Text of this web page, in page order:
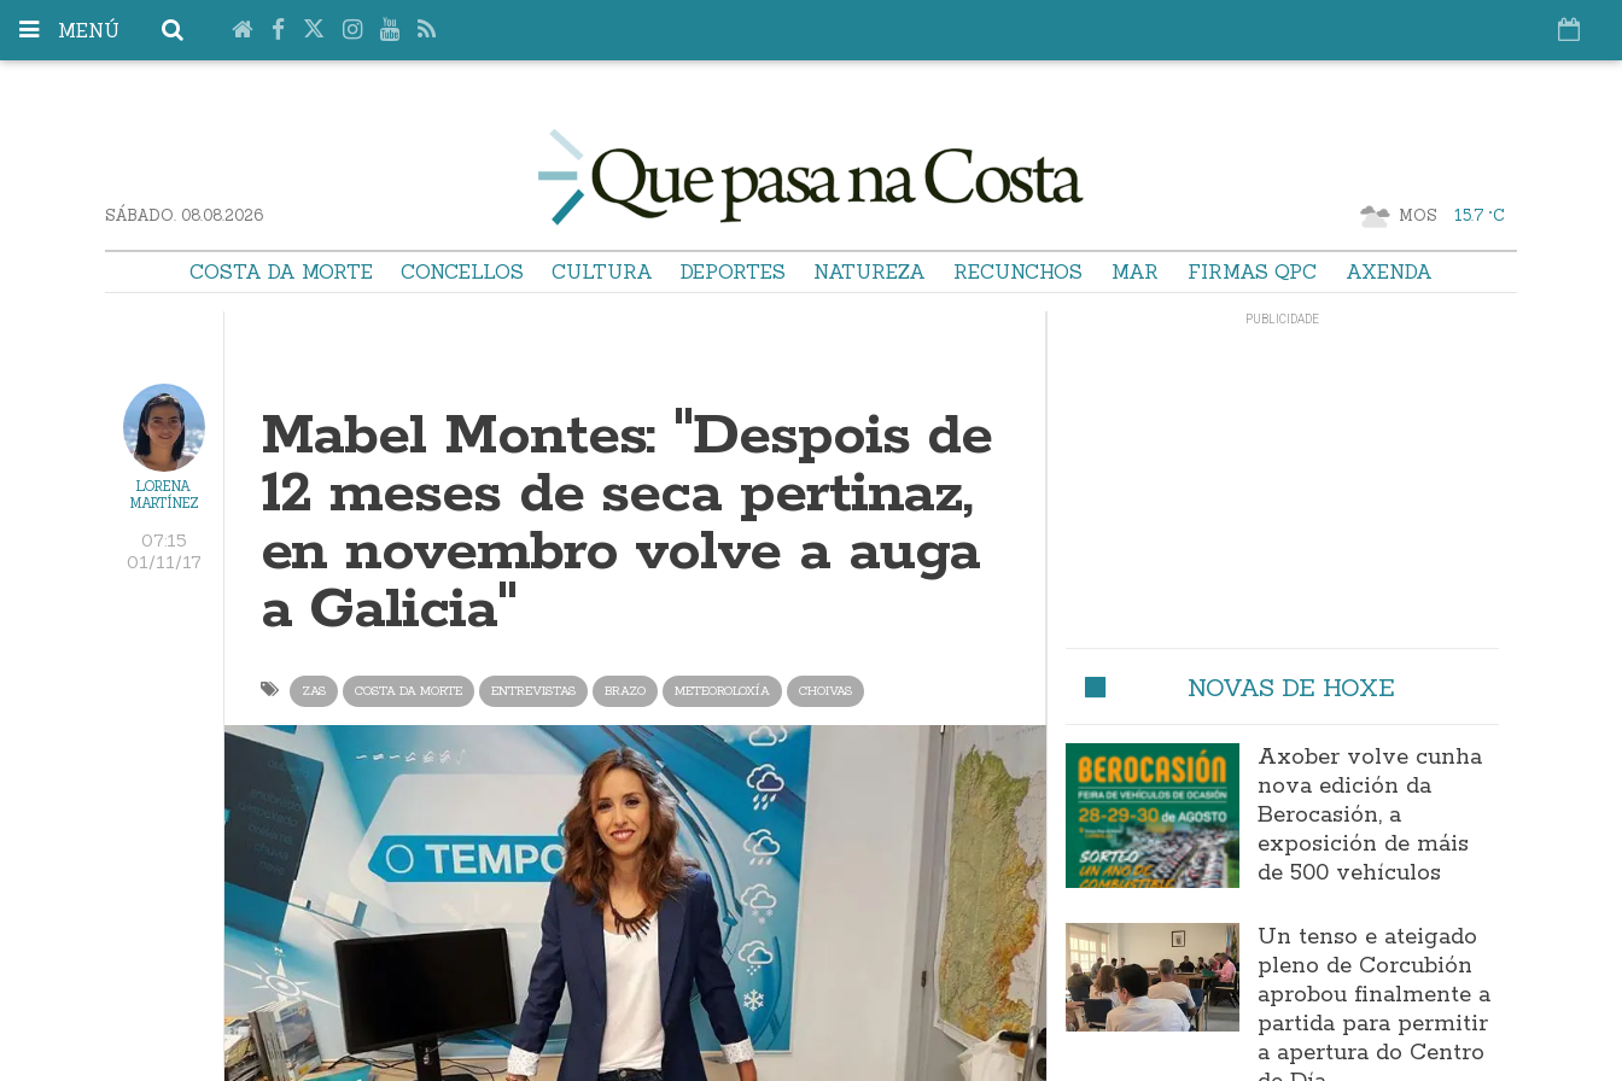
MENÚ
SÁBADO. 08.08.2026 MOS 15.7 °C
COSTA DA MORTE CONCELLOS CULTURA DEPORTES NATUREZA RECUNCHOS MAR FIRMAS QPC AXENDA
LORENA
MARTÍNEZ
07:15
01/11/17
Mabel Montes: "Despois de
12 meses de seca pertinaz,
en novembro volve a auga
a Galicia"
ZAS COSTA DA MORTE ENTREVISTAS BRAZO METEOROLOXÍA CHOIVAS NOVAS DE HOXE
Axober volve cunha
nova edición da
Berocasión, a
exposición de máis
de 500 vehículos
Un tenso e ateigado
pleno de Corcubión
aprobou finalmente a
partida para permitir
a apertura do Centro